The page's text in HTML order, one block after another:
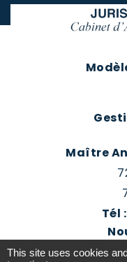
Maître
Tél
This site uses cookies